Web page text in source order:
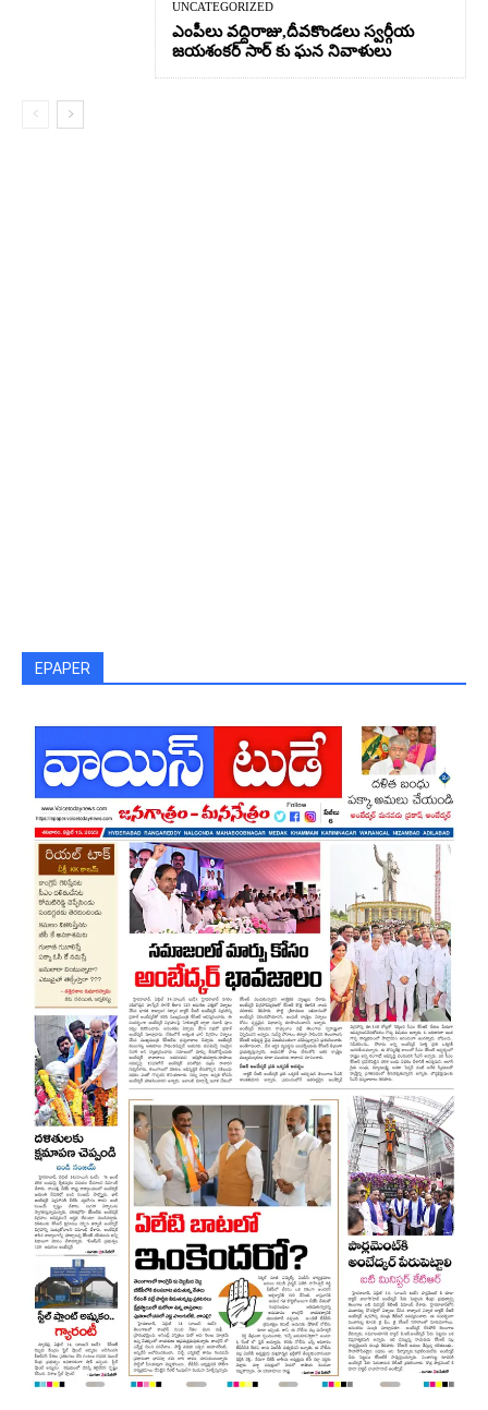
UNCATEGORIZED
ఎంపీలు వద్దిరాజు,దీవకొండలు స్వర్గీయ
జయశంకర్ సార్ కు ఘన నివాళులు
EPAPER